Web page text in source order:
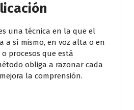
una técnica en la que el
a sí mismo, en voz alta o en
procesos que está
obliga a razonar cada
la comprensión.